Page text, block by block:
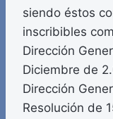
siendo éstos
inscribibles
Dirección
Diciembre de
Dirección
Resolución de